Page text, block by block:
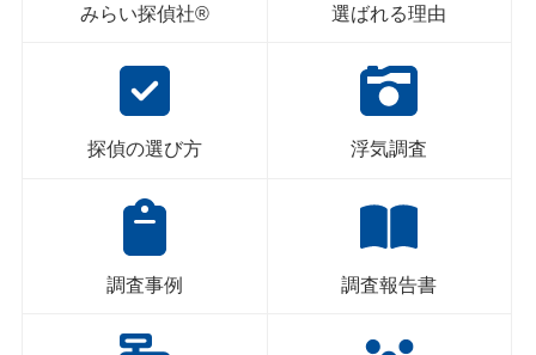
みらい探偵社®︎ 選ばれる理由
探偵の選び方 浮気調査
調査事例 調査報告書